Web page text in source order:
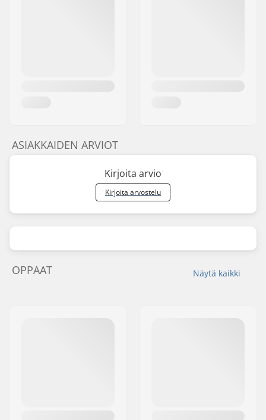
ASIAKKAIDEN ARVIOT
Kirjoita arvio
Kirjoita arvostelu
Näytä kaikki
OPPAAT